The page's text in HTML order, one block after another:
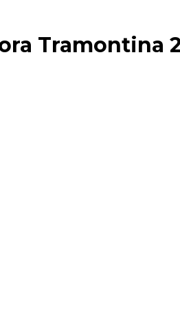
Tramontina